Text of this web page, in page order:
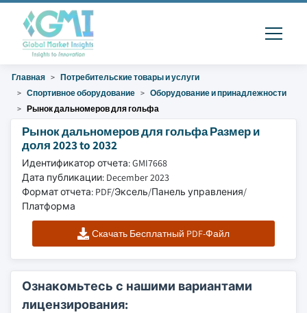
Главная
Потребительские товары и услуги
Спортивное оборудование
Оборудование и принадлежности
Рынок дальномеров для гольфа
Рынок дальномеров для гольфа Размер и
доля 2023 to 2032
Идентификатор отчета: GMI7668
Дата публикации: December 2023
Формат отчета: PDF/Эксель/Панель управления/
Платформа
Скачать Бесплатный PDF-Файл
Ознакомьтесь с нашими вариантами
лицензирования: